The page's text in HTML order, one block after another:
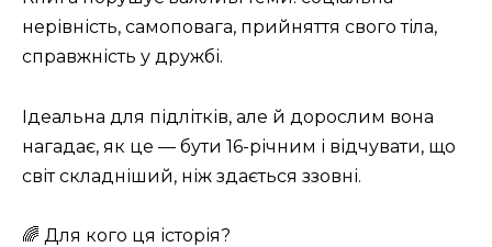
нерівність, самоповага, прийняття свого тіла,
справжність у дружбі.
Ідеальна для підлітків, але й дорослим вона
нагадає, як це — бути 16-річним і відчувати, що
світ складніший, ніж здається ззовні.
🌈 Для кого ця історія?